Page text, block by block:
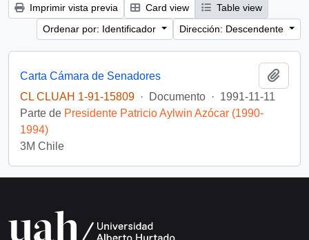
Imprimir vista previa Card view
Table view
Ordenar por: Identificador
Dirección: Descendente
Carta Cámara de Senadores
CL CLUAH 1-91-15809 · Documento · 1991-11-11
Parte de Presidente Patricio Aylwin Azócar (1990-
1994)
3M Chile